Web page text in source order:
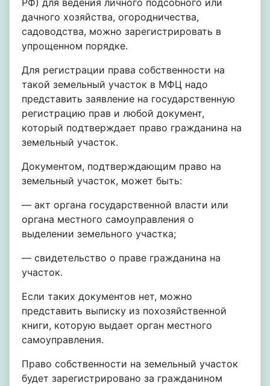
РФ) для ведения личного подсобного или
дачного хозяйства, огородничества,
садоводства, можно зарегистрировать в
упрощенном порядке.
Для регистрации права собственности на
такой земельный участок в МФЦ надо
представить заявление на государственную
регистрацию прав и любой документ,
который подтверждает право гражданина на
земельный участок.
Документом, подтверждающим право на
земельный участок, может быть:
— акт органа государственной власти или
органа местного самоуправления о
выделении земельного участка;
— свидетельство о праве гражданина на
участок.
Если таких документов нет, можно
представить выписку из похозяйственной
книги, которую выдает орган местного
самоуправления.
Право собственности на земельный участок
будет зарегистрировано за гражданином